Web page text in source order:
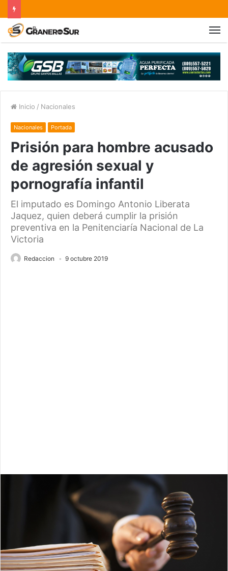
Inicio / Nacionales
Nacionales Portada
Prisión para hombre acusado
de agresión sexual y
pornografía infantil
El imputado es Domingo Antonio Liberata
Jaquez, quien deberá cumplir la prisión
preventiva en la Penitenciaría Nacional de La
Victoria
Redaccion 9 octubre 2019